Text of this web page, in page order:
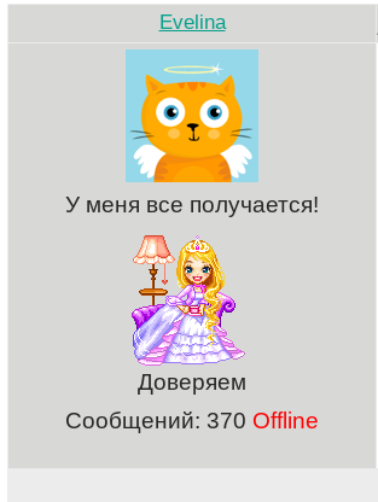
Evelina
У меня все получается!
Доверяем
Сообщений: 370 Offline